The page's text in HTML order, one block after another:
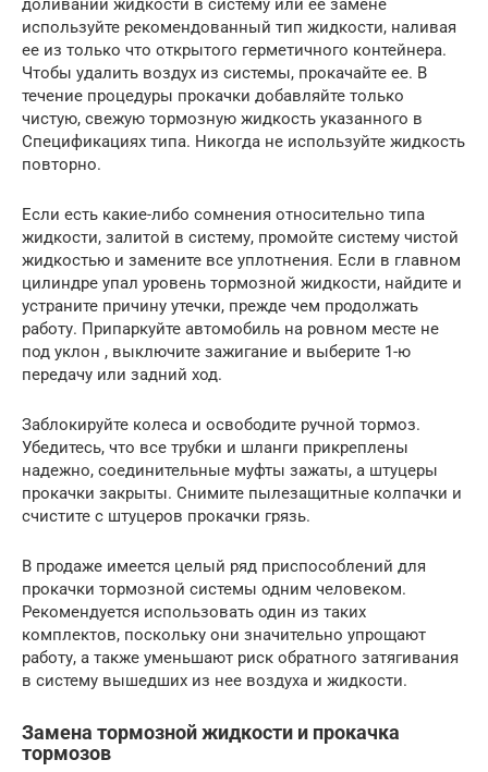
доливании жидкости в систему или ее замене
используйте рекомендованный тип жидкости, наливая
ее из только что открытого герметичного контейнера.
Чтобы удалить воздух из системы, прокачайте ее. В
течение процедуры прокачки добавляйте только
чистую, свежую тормозную жидкость указанного в
Спецификациях типа. Никогда не используйте жидкость
повторно.
Если есть какие-либо сомнения относительно типа
жидкости, залитой в систему, промойте систему чистой
жидкостью и замените все уплотнения. Если в главном
цилиндре упал уровень тормозной жидкости, найдите и
устраните причину утечки, прежде чем продолжать
работу. Припаркуйте автомобиль на ровном месте не
под уклон , выключите зажигание и выберите 1-ю
передачу или задний ход.
Заблокируйте колеса и освободите ручной тормоз.
Убедитесь, что все трубки и шланги прикреплены
надежно, соединительные муфты зажаты, а штуцеры
прокачки закрыты. Снимите пылезащитные колпачки и
счистите с штуцеров прокачки грязь.
В продаже имеется целый ряд приспособлений для
прокачки тормозной системы одним человеком.
Рекомендуется использовать один из таких
комплектов, поскольку они значительно упрощают
работу, а также уменьшают риск обратного затягивания
в систему вышедших из нее воздуха и жидкости.
Замена тормозной жидкости и прокачка
тормозов